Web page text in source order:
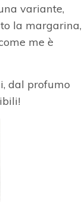
variante,
la margarina,
me è
dal profumo